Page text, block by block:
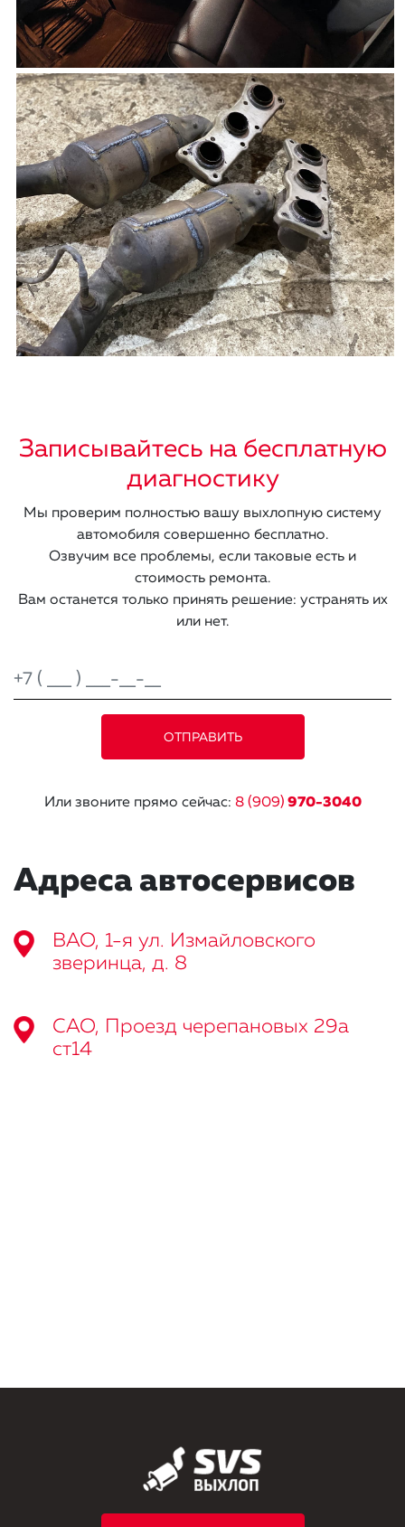
Записывайтесь на бесплатную
диагностику
Мы проверим полностью вашу выхлопную систему
автомобиля совершенно бесплатно.
Озвучим все проблемы, если таковые есть и
стоимость ремонта.
Вам останется только принять решение: устранять их
или нет.
Или звоните прямо сейчас: 8 (909) 970-3040
Адреса автосервисов
ВАО, 1-я ул. Измайловского
зверинца, д. 8
САО, Проезд черепановых 29а
ст14